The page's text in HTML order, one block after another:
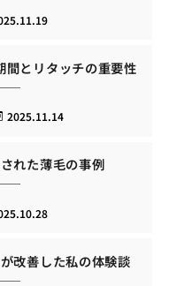
間とリタッチの重要性
2025.11.14
れた薄毛の事例
改善した私の体験談